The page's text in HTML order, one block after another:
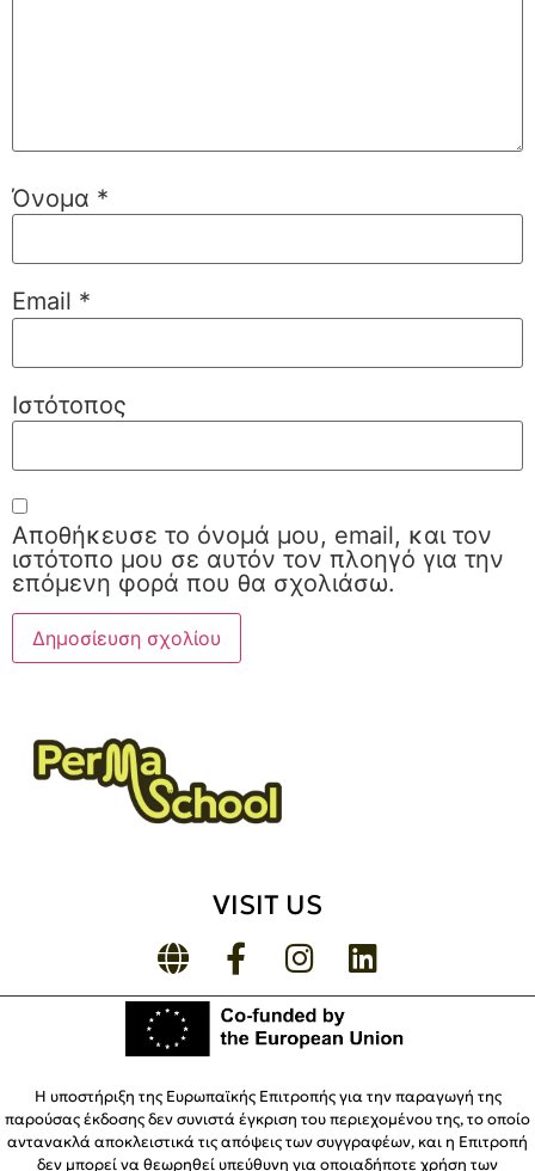
Όνομα *
Email *
Ιστότοπος
Αποθήκευσε το όνομά μου, email, και τον
ιστότοπο μου σε αυτόν τον πλοηγό για την
επόμενη φορά που θα σχολιάσω.
VISIT US
Η υποστήριξη της Ευρωπαϊκής Επιτροπής για την παραγωγή της
παρούσας έκδοσης δεν συνιστά έγκριση του περιεχομένου της, το οποίο
αντανακλά αποκλειστικά τις απόψεις των συγγραφέων, και η Επιτροπή
δεν μπορεί να θεωρηθεί υπεύθυνη για οποιαδήποτε χρήση των